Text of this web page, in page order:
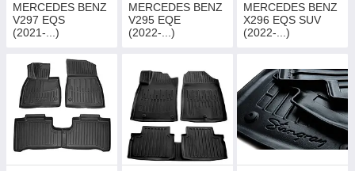
MERCEDES BENZ
V297 EQS
(2021-...)
MERCEDES BENZ
V295 EQE
(2022-...)
MERCEDES BENZ
X296 EQS SUV
(2022-...)